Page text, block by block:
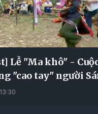
Lễ "Ma khô" -
"cao tay" người